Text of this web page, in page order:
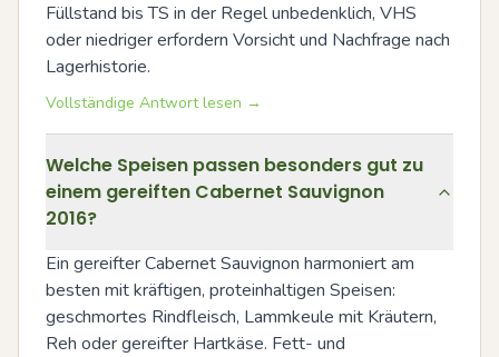
Füllstand bis TS in der Regel unbedenklich, VHS
oder niedriger erfordern Vorsicht und Nachfrage nach
Lagerhistorie.
Vollständige Antwort lesen →
Welche Speisen passen besonders gut zu
einem gereiften Cabernet Sauvignon
2016?
Ein gereifter Cabernet Sauvignon harmoniert am
besten mit kräftigen, proteinhaltigen Speisen:
geschmortes Rindfleisch, Lammkeule mit Kräutern,
Reh oder gereifter Hartkäse. Fett- und